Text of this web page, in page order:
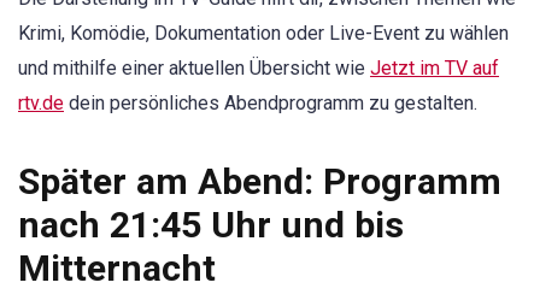
Krimi, Komödie, Dokumentation oder Live-Event zu wählen
und mithilfe einer aktuellen Übersicht wie Jetzt im TV auf
rtv.de dein persönliches Abendprogramm zu gestalten.
Später am Abend: Programm
nach 21:45 Uhr und bis
Mitternacht